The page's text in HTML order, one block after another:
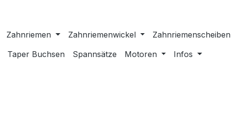
Zahnriemen Zahnriemenwickel Zahnriemenscheiben
Taper Buchsen Spannsätze Motoren Infos